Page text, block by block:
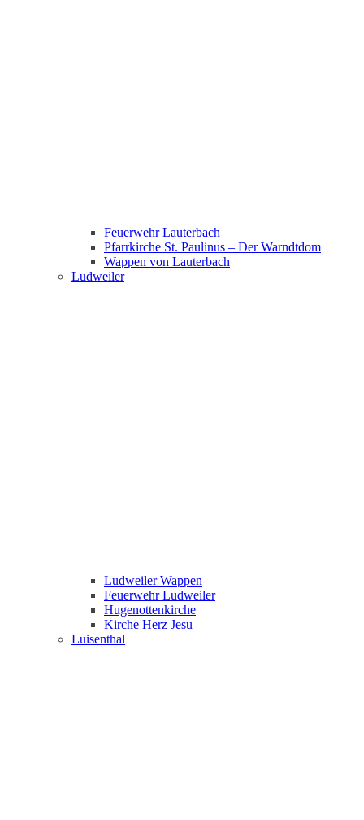
Feuerwehr Lauterbach
Pfarrkirche St. Paulinus – Der Warndtdom
Wappen von Lauterbach
Ludweiler
Ludweiler Wappen
Feuerwehr Ludweiler
Hugenottenkirche
Kirche Herz Jesu
Luisenthal